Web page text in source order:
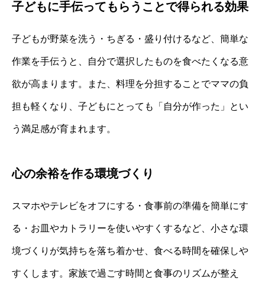
子どもに手伝ってもらうことで得られる効果
子どもが野菜を洗う・ちぎる・盛り付けるなど、簡単な
作業を手伝うと、自分で選択したものを食べたくなる意
欲が高まります。また、料理を分担することでママの負
担も軽くなり、子どもにとっても「自分が作った」とい
う満足感が育まれます。
心の余裕を作る環境づくり
スマホやテレビをオフにする・食事前の準備を簡単にす
る・お皿やカトラリーを使いやすくするなど、小さな環
境づくりが気持ちを落ち着かせ、食べる時間を確保しや
すくします。家族で過ごす時間と食事のリズムが整え